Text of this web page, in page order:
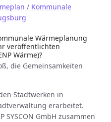
/ Kommunale
Wärmeplanung
veröffentlichten
Wärme)?
die Gemeinsamkeiten
Stadtwerken in
erarbeitet.
SYSCON GmbH zusammen